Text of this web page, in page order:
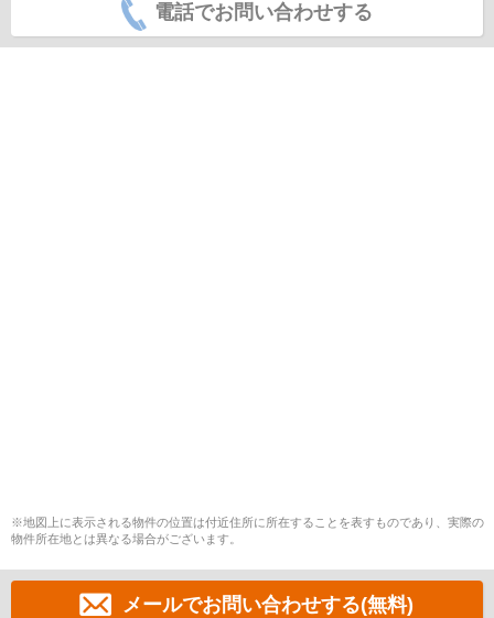
電話でお問い合わせする
※地図上に表示される物件の位置は付近住所に所在することを表すものであり、実際の
物件所在地とは異なる場合がございます。
メールでお問い合わせする(無料)